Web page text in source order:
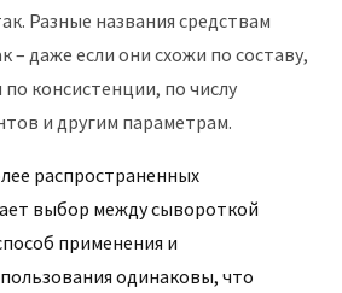
Разные названия средствам
– даже если они схожи по составу,
по консистенции, по числу
и другим параметрам.
распространенных
выбор между сывороткой
применения и
одинаковы, что